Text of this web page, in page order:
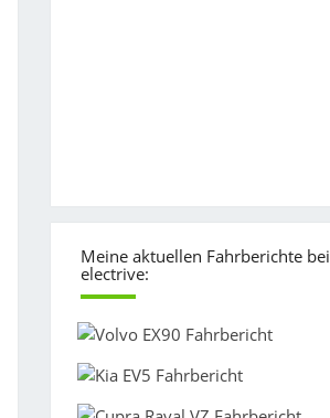
Meine aktuellen Fahrberichte bei
electrive: